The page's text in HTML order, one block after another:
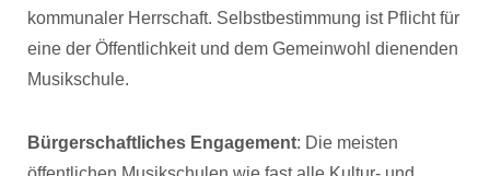
kommunaler Herrschaft. Selbstbestimmung ist Pflicht für
eine der Öffentlichkeit und dem Gemeinwohl dienenden
Musikschule.
Bürgerschaftliches Engagement: Die meisten